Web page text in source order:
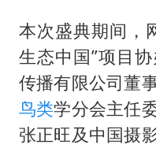
本次盛典期间，
生态中国”项目
传播有限公司董
鸟类学分会主任
张正旺及中国摄